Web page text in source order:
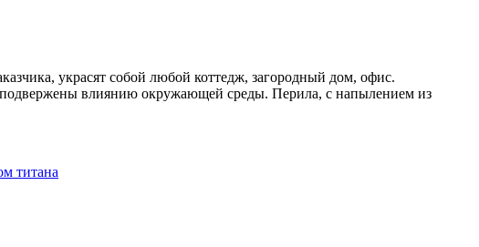
украсят собой любой коттедж, загородный дом, офис.
влиянию окружающей среды. Перила, с напылением из
титана